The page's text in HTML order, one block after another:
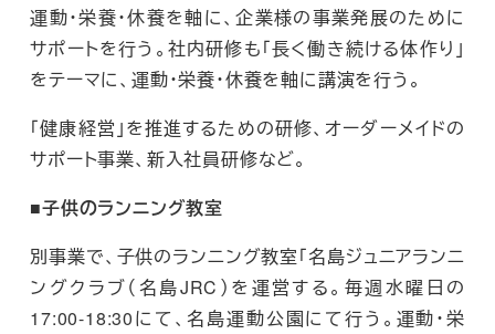
運動・栄養・休養を軸に、企業様の事業発展のために
サポートを行う。社内研修も「長く働き続ける体作り」
をテーマに、運動・栄養・休養を軸に講演を行う。
「健康経営」を推進するための研修、オーダーメイドの
サポート事業、新入社員研修など。
■子供のランニング教室
別事業で、子供のランニング教室「名島ジュニアランニ
ングクラブ（名島JRC）を運営する。毎週水曜日の
17:00-18:30にて、名島運動公園にて行う。運動・栄